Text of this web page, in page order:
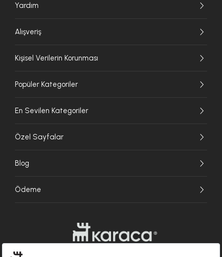
Yardım
Alışveriş
Kişisel Verilerin Korunması
Popüler Kategoriler
En Sevilen Kategoriler
Özel Sayfalar
Blog
Ödeme